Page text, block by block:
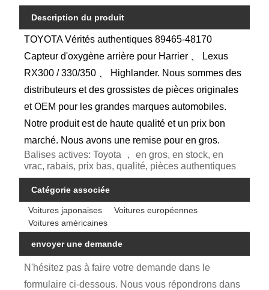
Description du produit
TOYOTA Vérités authentiques 89465-48170
Capteur d'oxygène arrière pour Harrier 、 Lexus
RX300 / 330/350 、 Highlander. Nous sommes des
distributeurs et des grossistes de pièces originales
et OEM pour les grandes marques automobiles.
Notre produit est de haute qualité et un prix bon
marché. Nous avons une remise pour en gros.
Balises actives: Toyota ， en gros, en stock, en
vrac, rabais, prix bas, qualité, pièces authentiques
Catégorie associée
Voitures japonaises
Voitures européennes
Voitures américaines
envoyer une demande
N'hésitez pas à faire votre demande dans le
formulaire ci-dessous. Nous vous répondrons dans